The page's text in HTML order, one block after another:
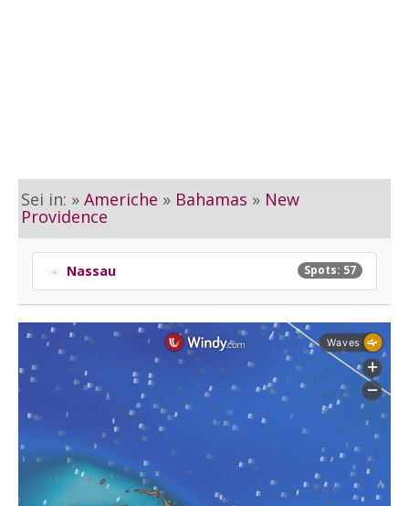
Sei in: » Americhe » Bahamas » New
Providence
Spots: 57
Nassau